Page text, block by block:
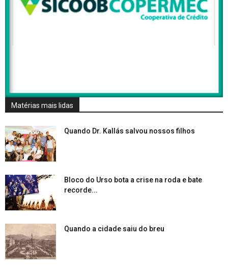
Matérias mais lidas
Quando Dr. Kallás salvou nossos filhos
Bloco do Urso bota a crise na roda e bate
recorde...
Quando a cidade saiu do breu